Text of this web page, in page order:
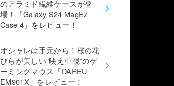
のアラミド繊維ケースが登
場！「Galaxy S24 MagEZ
Case 4」をレビュー！
オシャレは手元から！桜の花
びらが美しい”映え重視”のゲ
ーミングマウス「DAREU
EM901X」をレビュー！